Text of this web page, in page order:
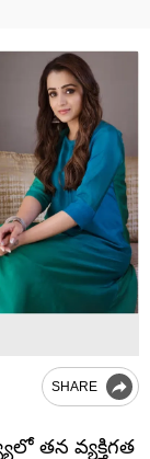
SHARE
తన వ్యక్తిగత